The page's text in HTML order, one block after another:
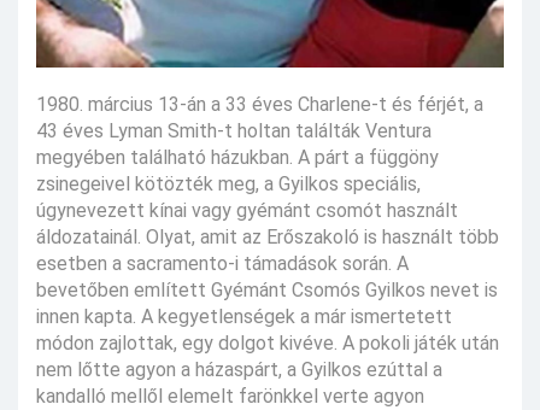
1980. március 13-án a 33 éves Charlene-t és férjét, a
43 éves Lyman Smith-t holtan találták Ventura
megyében található házukban. A párt a függöny
zsinegeivel kötözték meg, a Gyilkos speciális,
úgynevezett kínai vagy gyémánt csomót használt
áldozatainál. Olyat, amit az Erőszakoló is használt több
esetben a sacramento-i támadások során. A
bevetőben említett Gyémánt Csomós Gyilkos nevet is
innen kapta. A kegyetlenségek a már ismertetett
módon zajlottak, egy dolgot kivéve. A pokoli játék után
nem lőtte agyon a házaspárt, a Gyilkos ezúttal a
kandalló mellől elemelt farönkkel verte agyon